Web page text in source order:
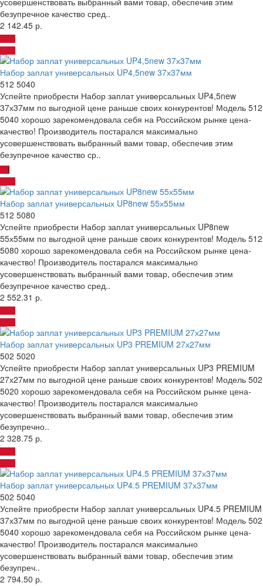
безупречное качество сред..
2 142.45 р.
Набор заплат универсальных UP4,5new 37х37мм
512 5040
Успейте приобрести Набор заплат универсальных UP4,5new
37х37мм по выгодной цене раньше своих конкурентов! Модель 512
5040 хорошо зарекомендовала себя на Российском рынке цена-
качество! Производитель постарался максимально
усовершенствовать выбранный вами товар, обеспечив этим
безупречное качество ср..
Набор заплат универсальных UP8new 55х55мм
512 5080
Успейте приобрести Набор заплат универсальных UP8new
55х55мм по выгодной цене раньше своих конкурентов! Модель 512
5080 хорошо зарекомендовала себя на Российском рынке цена-
качество! Производитель постарался максимально
усовершенствовать выбранный вами товар, обеспечив этим
безупречное качество сред..
2 552.31 р.
Набор заплат универсальных UP3 PREMIUM 27х27мм
502 5020
Успейте приобрести Набор заплат универсальных UP3 PREMIUM
27х27мм по выгодной цене раньше своих конкурентов! Модель 502
5020 хорошо зарекомендовала себя на Российском рынке цена-
качество! Производитель постарался максимально
усовершенствовать выбранный вами товар, обеспечив этим
безупречно..
2 328.75 р.
Набор заплат универсальных UP4.5 PREMIUM 37х37мм
502 5040
Успейте приобрести Набор заплат универсальных UP4.5 PREMIUM
37х37мм по выгодной цене раньше своих конкурентов! Модель 502
5040 хорошо зарекомендовала себя на Российском рынке цена-
качество! Производитель постарался максимально
усовершенствовать выбранный вами товар, обеспечив этим
безупреч..
2 794.50 р.